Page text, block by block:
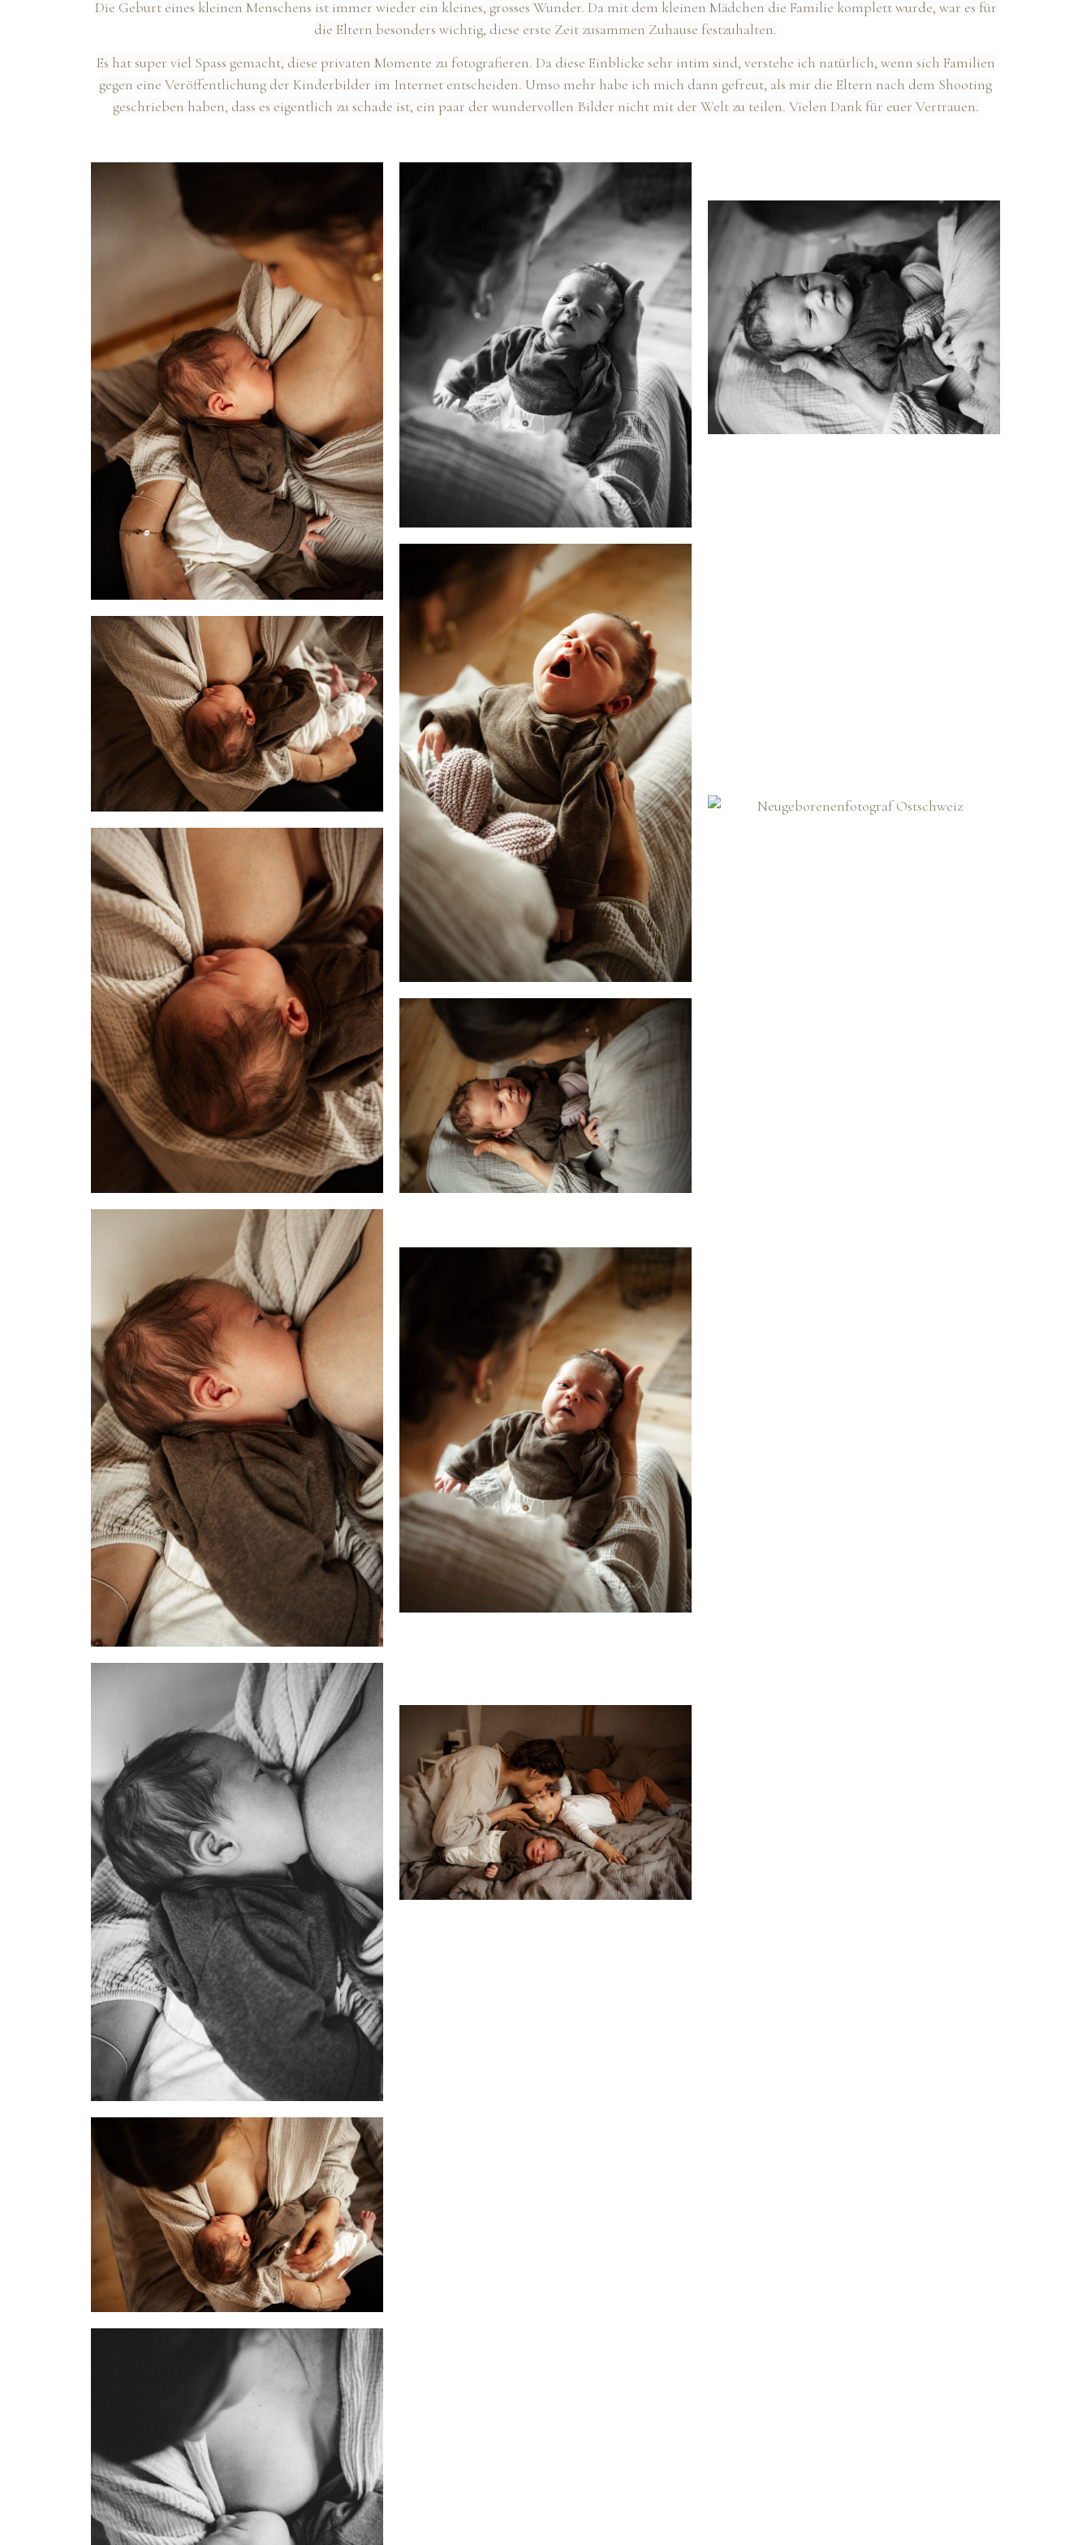
Die Geburt eines kleinen Menschens ist immer wieder ein kleines, grosses Wunder. Da mit dem kleinen Mädchen die Familie komplett wurde, war es für
die Eltern besonders wichtig, diese erste Zeit zusammen Zuhause festzuhalten.
Es hat super viel Spass gemacht, diese privaten Momente zu fotografieren. Da diese Einblicke sehr intim sind, verstehe ich natürlich, wenn sich Familien
gegen eine Veröffentlichung der Kinderbilder im Internet entscheiden. Umso mehr habe ich mich dann gefreut, als mir die Eltern nach dem Shooting
geschrieben haben, dass es eigentlich zu schade ist, ein paar der wundervollen Bilder nicht mit der Welt zu teilen. Vielen Dank für euer Vertrauen.